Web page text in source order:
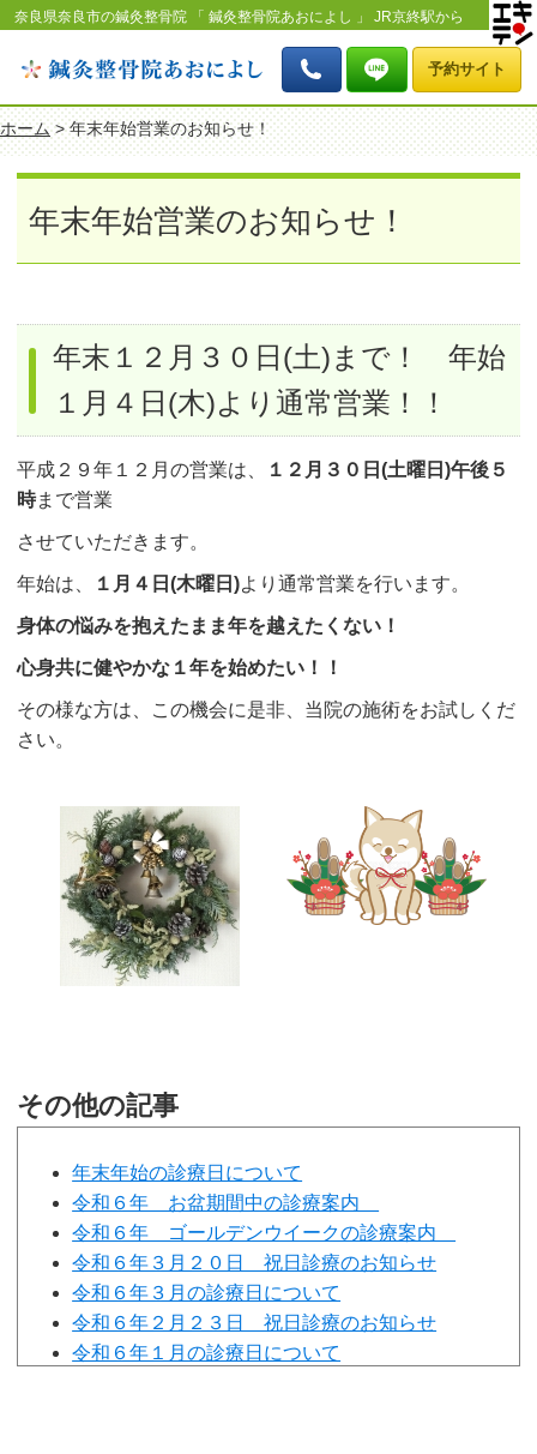
奈良県奈良市の鍼灸整骨院 「 鍼灸整骨院あおによし 」 JR京終駅から
予約サイト
ホーム> 年末年始営業のお知らせ！
年末年始営業のお知らせ！
年末１２月３０日(土)まで！ 年始
１月４日(木)より通常営業！！
平成２９年１２月の営業は、
１２月３０日(土曜日)午後５
時まで営業
させていただきます。
年始は、 １月４日(木曜日)より通常営業を行います。
身体の悩みを抱えたまま年を越えたくない！
心身共に健やかな１年を始めたい！！
その様な方は、この機会に是非、当院の施術をお試しくだ
さい。
その他の記事
年末年始の診療日について
令和６年 お盆期間中の診療案内
令和６年 ゴールデンウイークの診療案内
令和６年３月２０日 祝日診療のお知らせ
令和６年３月の診療日について
令和６年２月２３日 祝日診療のお知らせ
令和６年１月の診療日について